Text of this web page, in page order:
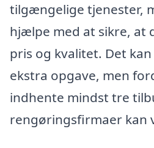
tilgængelige tjenester,
hjælpe med at sikre, at
pris og kvalitet. Det
ekstra opgave, men
indhente mindst tre
rengøringsfirmaer kan